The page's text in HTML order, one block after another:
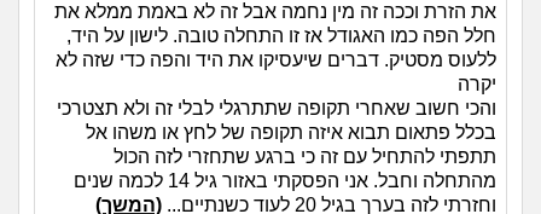
את הזרת וככה זה מין נחמה אבל זה לא באמת ממלא את
חלל הפה כמו האגודל אז זו התחלה טובה. לישון על היד,
ללעוס מסטיק. דברים שיעסיקו את היד והפה כדי שזה לא
יקרה
והכי חשוב שאחרי תקופה שתתרגלי לבלי זה ולא תצטרכי
בכלל פתאום תבוא איזה תקופה של לחץ או משהו אל
תתפתי להתחיל עם זה כי ברגע שתחזרי לזה הכול
מהתחלה וחבל. אני הפסקתי באזור גיל 14 לכמה שנים
וחזרתי לזה בערך בגיל 20 לעוד כשנתיים...
(המשך)